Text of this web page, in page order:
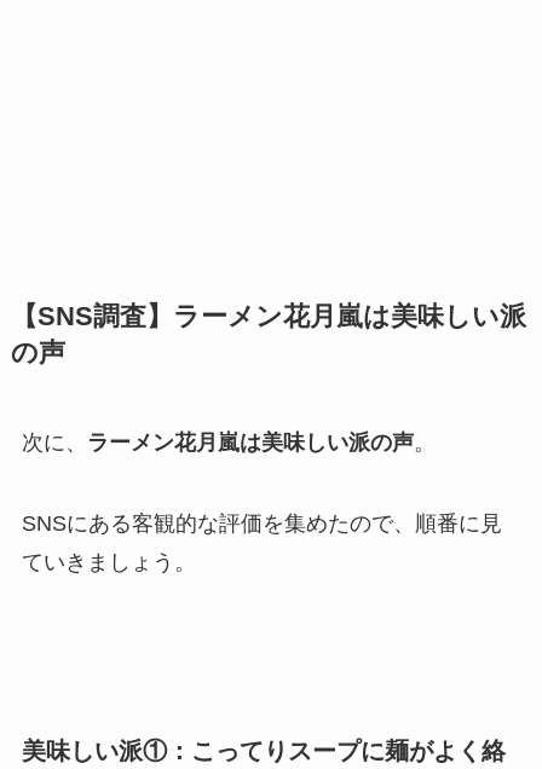
【SNS調査】ラーメン花月嵐は美味しい派
の声
次に、 ラーメン花月嵐は美味しい派の声。
SNSにある客観的な評価を集めたので、順番に見
ていきましょう。
美味しい派①：こってりスープに麺がよく絡